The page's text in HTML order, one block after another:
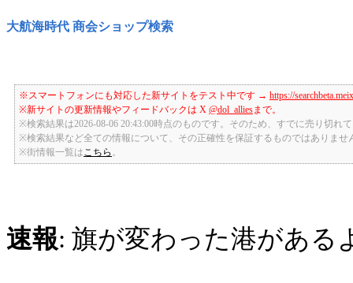
大航海時代 商会ショップ検索
※スマートフォンにも対応した新サイトをテスト中です → https://
※新サイトの更新情報やフィードバックは X @dol_alliesまで。
※検索結果は2026-08-06 20:43:00時点のものです。そのため、すでに売り切れ
※検索結果など全ての情報について、その正確性を保証するものではありませ
※街情報一覧は こちら
速報: 旗が変わった港がある